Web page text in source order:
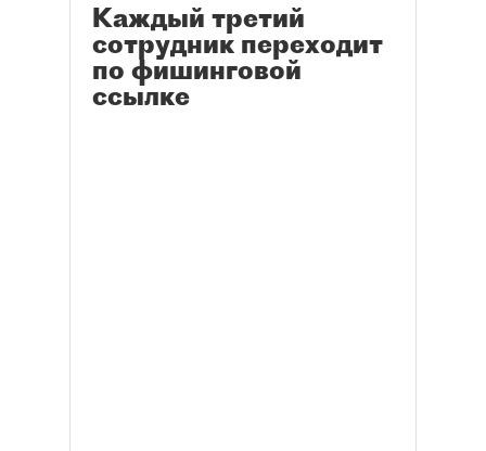
Каждый третий
сотрудник переходит
по фишинговой
ссылке